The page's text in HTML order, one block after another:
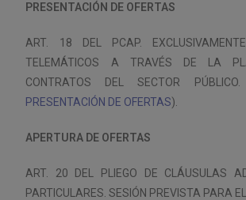
PRESENTACIÓN DE OFERTAS
ART. 18 DEL PCAP.
TELEMÁTICOS A TRAVÉS DE LA
CONTRATOS DEL SECTOR
PRESENTACIÓN DE OFERTAS).
APERTURA DE OFERTAS
ART. 20 DEL PLIEGO DE CLÁUSULAS
PARTICULARES. SESIÓN PREVISTA PARA